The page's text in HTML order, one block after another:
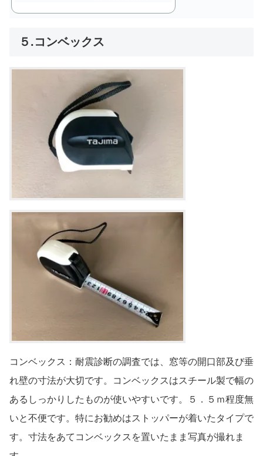
５.コンベックス
コンベックス：耐震診断の調査では、窓等の開口部及び垂
れ壁の寸法が大切です。コンベックスはスチール製で幅の
あるしっかりしたものが使いやすいです。５．５ｍ程度無
いと不便です。特にお勧めはストッパーが着いたタイプで
す。寸法をあてコンベックスを置いたまま写真が撮れま